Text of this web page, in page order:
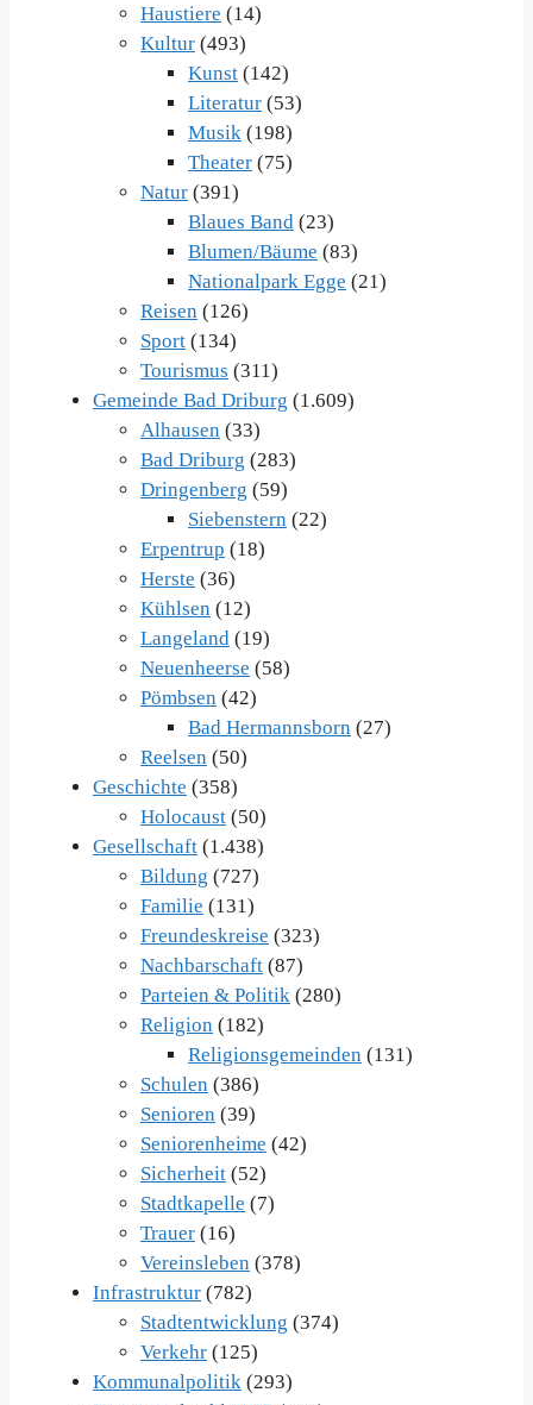
Haustiere (14)
Kultur (493)
Kunst (142)
Literatur (53)
Musik (198)
Theater (75)
Natur (391)
Blaues Band (23)
Blumen/Bäume (83)
Nationalpark Egge (21)
Reisen (126)
Sport (134)
Tourismus (311)
Gemeinde Bad Driburg (1.609)
Alhausen (33)
Bad Driburg (283)
Dringenberg (59)
Siebenstern (22)
Erpentrup (18)
Herste (36)
Kühlsen (12)
Langeland (19)
Neuenheerse (58)
Pömbsen (42)
Bad Hermannsborn (27)
Reelsen (50)
Geschichte (358)
Holocaust (50)
Gesellschaft (1.438)
Bildung (727)
Familie (131)
Freundeskreise (323)
Nachbarschaft (87)
Parteien & Politik (280)
Religion (182)
Religionsgemeinden (131)
Schulen (386)
Senioren (39)
Seniorenheime (42)
Sicherheit (52)
Stadtkapelle (7)
Trauer (16)
Vereinsleben (378)
Infrastruktur (782)
Stadtentwicklung (374)
Verkehr (125)
Kommunalpolitik (293)